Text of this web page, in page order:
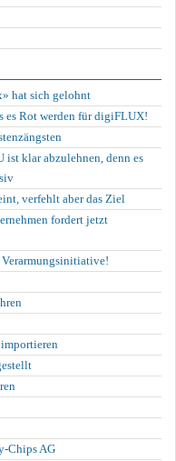
hat sich gelohnt
es Rot werden für digiFLUX!
ist klar abzulehnen, denn es
verfehlt aber das Ziel
fordert jetzt
Chips AG